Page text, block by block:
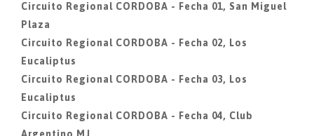
Circuito Regional CORDOBA - Fecha 01, San Miguel
Plaza
Circuito Regional CORDOBA - Fecha 02, Los
Eucaliptus
Circuito Regional CORDOBA - Fecha 03, Los
Eucaliptus
Circuito Regional CORDOBA - Fecha 04, Club